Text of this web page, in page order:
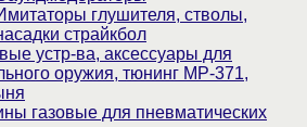
глушителя, стволы,
страйкбол
устр-ва, аксессуары для
оружия, тюнинг МР-371,
газовые для пневматических